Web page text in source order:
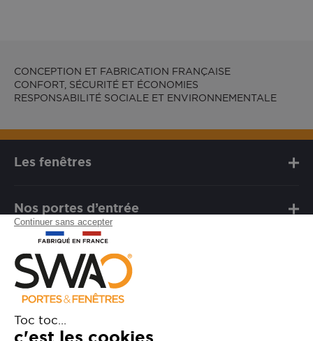
CONCEPTION ET FABRICATION FRANÇAISE
CONFORT, SÉCURITÉ ET ÉCONOMIES
RESPONSABILITÉ SOCIALE ET ENVIRONNEMENTALE
Les fenêtres
Nos portes d’entrée
Notre marque
Besoin d'assistance ?
Garanties